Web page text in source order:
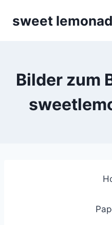
sweet
Bilder zum